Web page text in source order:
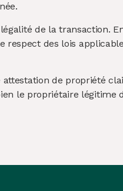
de la transaction.
des lois
de propriété
le propriétaire légitime